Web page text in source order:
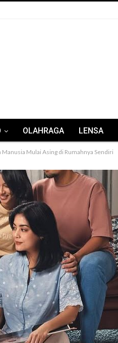
OLAHRAGA LENSA
Mulai Asing di Rumahnya Sendiri